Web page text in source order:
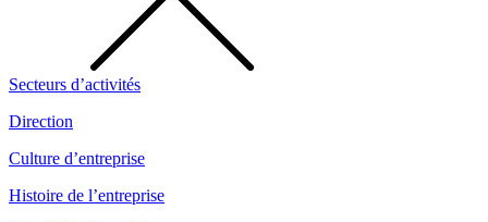
Secteurs d’activités
Direction
Culture d’entreprise
Histoire de l’entreprise